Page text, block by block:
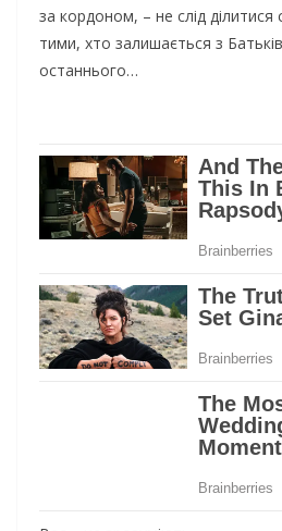
за кордоном, – не слід ділитися
тими, хто залишається з
останнього…